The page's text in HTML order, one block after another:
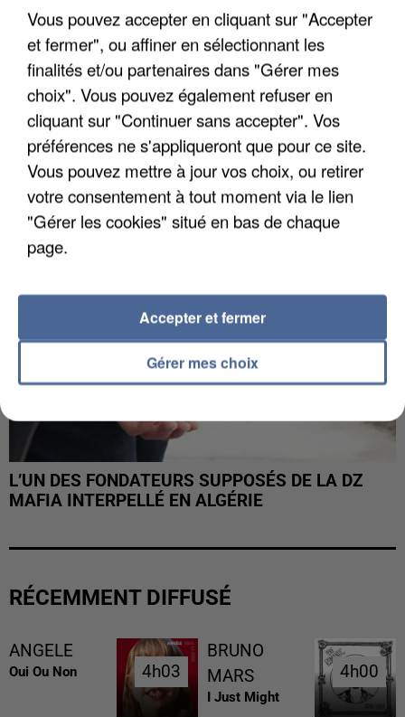
APRÈS TOUTES CES CANICULES, LES REFUGES
DE FAUNE SAUVAGE SONT...
L’UN DES FONDATEURS SUPPOSÉS DE LA DZ
MAFIA INTERPELLÉ EN ALGÉRIE
RÉCEMMENT DIFFUSÉ
ANGELE
Oui Ou Non 4h03
4h03
BRUNO
MARS
I Just Might
4h00
4h00
Vous pouvez accepter en cliquant sur "Accepter
et fermer", ou affiner en sélectionnant les
finalités et/ou partenaires dans "Gérer mes
choix". Vous pouvez également refuser en
cliquant sur "Continuer sans accepter". Vos
préférences ne s'appliqueront que pour ce site.
Vous pouvez mettre à jour vos choix, ou retirer
votre consentement à tout moment via le lien
"Gérer les cookies" situé en bas de chaque
page.
Gérer mes choix
Accepter et fermer